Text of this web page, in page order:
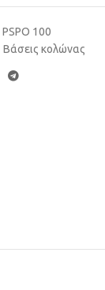
PSPO 100
Βάσεις κολώνας